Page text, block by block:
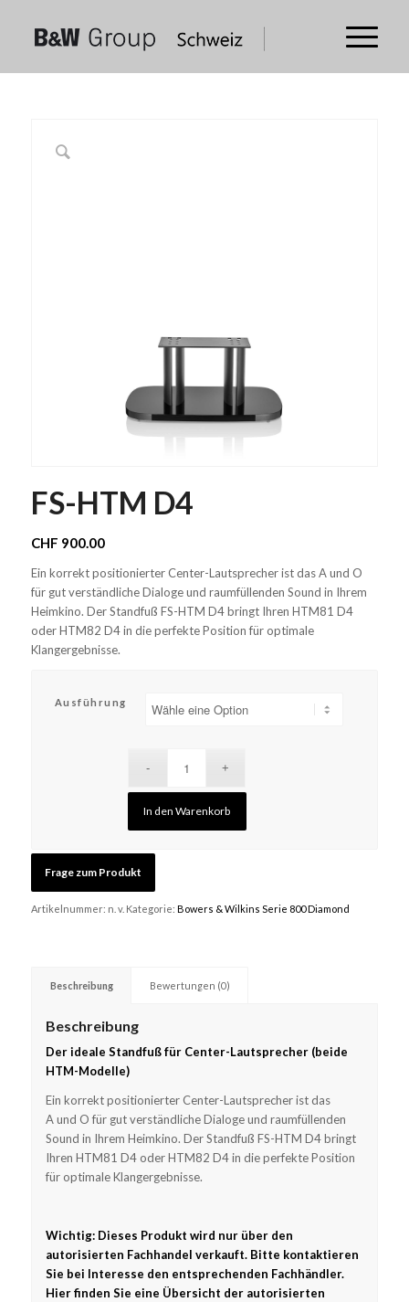
FS-HTM D4
CHF 900.00
Ein korrekt positionierter Center-Lautsprecher ist das A und O
für gut verständliche Dialoge und raumfüllenden Sound in Ihrem
Heimkino. Der Standfuß FS-HTM D4 bringt Ihren HTM81 D4
oder HTM82 D4 in die perfekte Position für optimale
Klangergebnisse.
Ausführung
In den Warenkorb
Artikelnummer: n. v. Kategorie: Bowers & Wilkins Serie 800 Diamond
Beschreibung Bewertungen (0)
Beschreibung
Der ideale Standfuß für Center-Lautsprecher (beide
HTM-Modelle)
Ein korrekt positionierter Center-Lautsprecher ist das
A und O für gut verständliche Dialoge und raumfüllenden
Sound in Ihrem Heimkino. Der Standfuß FS-HTM D4 bringt
Ihren HTM81 D4 oder HTM82 D4 in die perfekte Position
für optimale Klangergebnisse.
Wichtig: Dieses Produkt wird nur über den
autorisierten Fachhandel verkauft. Bitte kontaktieren
Sie bei Interesse den entsprechenden Fachhändler.
Hier finden Sie eine Übersicht der autorisierten